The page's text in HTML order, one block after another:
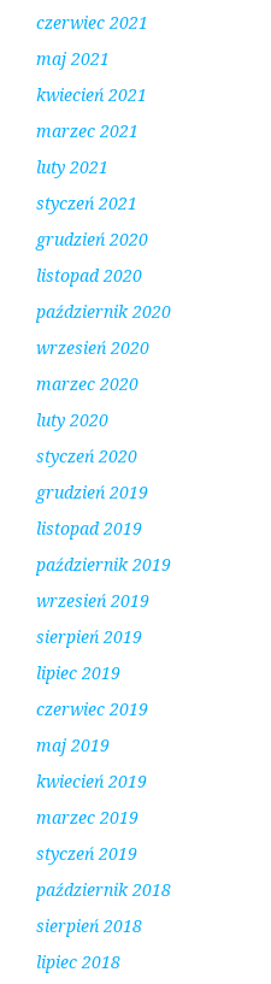
czerwiec 2021
maj 2021
kwiecień 2021
marzec 2021
luty 2021
styczeń 2021
grudzień 2020
listopad 2020
październik 2020
wrzesień 2020
marzec 2020
luty 2020
styczeń 2020
grudzień 2019
listopad 2019
październik 2019
wrzesień 2019
sierpień 2019
lipiec 2019
czerwiec 2019
maj 2019
kwiecień 2019
marzec 2019
styczeń 2019
październik 2018
sierpień 2018
lipiec 2018